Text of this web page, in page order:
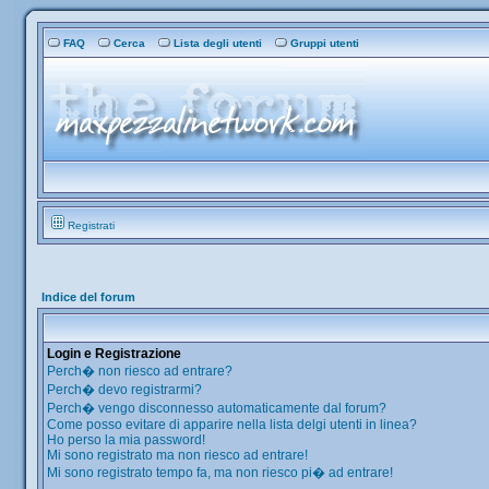
FAQ Cerca Lista degli utenti Gruppi utenti
Registrati
Indice del forum
Login e Registrazione
Perch� non riesco ad entrare?
Perch� devo registrarmi?
Perch� vengo disconnesso automaticamente dal forum?
Come posso evitare di apparire nella lista delgi utenti in linea?
Ho perso la mia password!
Mi sono registrato ma non riesco ad entrare!
Mi sono registrato tempo fa, ma non riesco pi� ad entrare!